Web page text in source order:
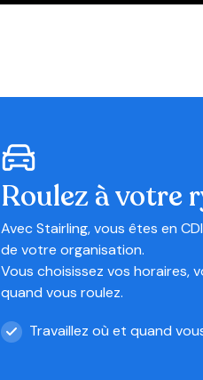
Roulez à votre
Avec Stairling, vous êtes en
de votre organisation.
Vous choisissez vos horaires,
quand vous roulez.
Travaillez où et quand